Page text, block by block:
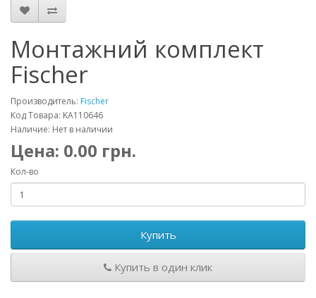
Монтажний комплект
Fischer
Производитель: Fischer
Код Товара: KA110646
Наличие: Нет в наличии
Цена: 0.00 грн.
Кол-во
Купить
Купить в один клик